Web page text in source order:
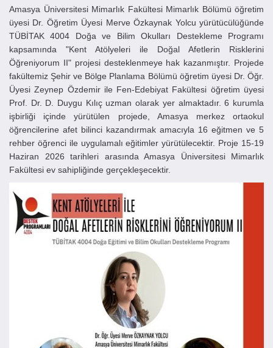
Amasya Üniversitesi Mimarlık Fakültesi Mimarlık Bölümü öğretim
üyesi Dr. Öğretim Üyesi Merve Özkaynak Yolcu yürütücülüğünde
TÜBİTAK 4004 Doğa ve Bilim Okulları Destekleme Programı
kapsamında "Kent Atölyeleri ile Doğal Afetlerin Risklerini
Öğreniyorum II" projesi desteklenmeye hak kazanmıştır. Projede
fakültemiz Şehir ve Bölge Planlama Bölümü öğretim üyesi Dr. Öğr.
Üyesi Zeynep Özdemir ile Fen-Edebiyat Fakültesi öğretim üyesi
Prof. Dr. D. Duygu Kılıç uzman olarak yer almaktadır. 6 kurumla
işbirliği içinde yürütülen projede, Amasya merkez ortaokul
öğrencilerine afet bilinci kazandırmak amacıyla 16 eğitmen ve 5
rehber öğrenci ile uygulamalı eğitimler yürütülecektir. Proje 15-19
Haziran 2026 tarihleri arasında Amasya Üniversitesi Mimarlık
Fakültesi ev sahipliğinde gerçekleşecektir.